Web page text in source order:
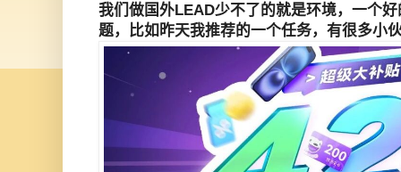
我们做国外LEAD少不了的就是环境，一个
题，比如昨天我推荐的一个任务，有很多小